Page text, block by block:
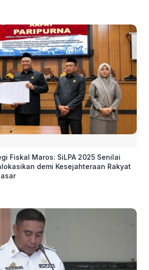
Fiskal Maros: SiLPA 2025 Senilai
demi Kesejahteraan Rakyat